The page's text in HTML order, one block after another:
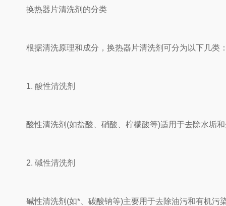
换热器片清洗剂的分类
根据清洗原理和成分，换热器片清洗剂可分为以下几类
1. 酸性清洗剂
酸性清洗剂(如盐酸、硝酸、柠檬酸等)适用于去除水垢和
2. 碱性清洗剂
碱性清洗剂(如*、碳酸钠等)主要用于去除油污和有机污